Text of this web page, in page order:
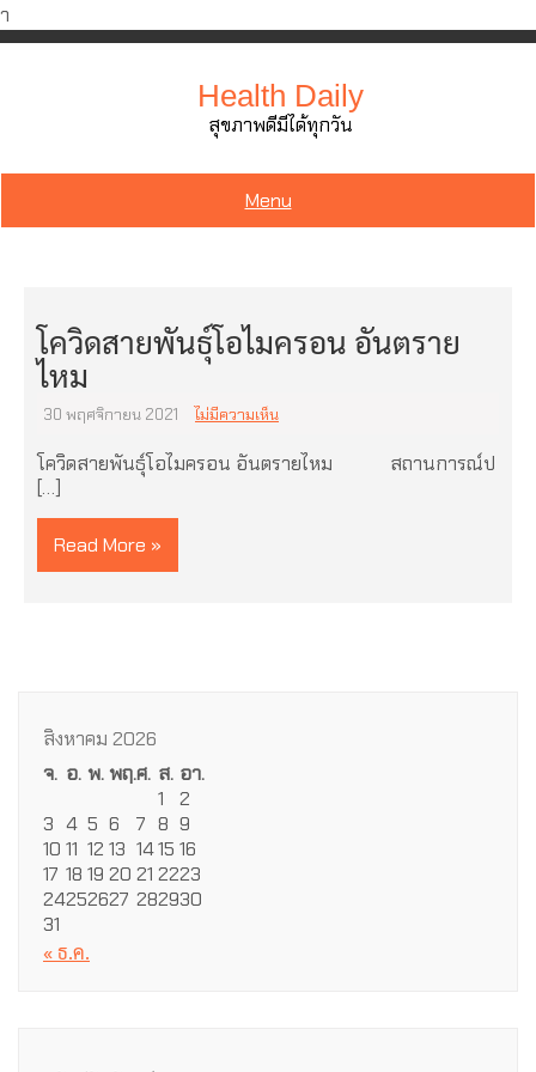
ำ
Skip
Health Daily
สุขภาพดีมีได้ทุกวัน
Menu
โควิดสายพันธุ์โอไมครอน อันตราย
ไหม
30 พฤศจิกายน 2021 ไม่มีความเห็น
โควิดสายพันธุ์โอไมครอน อันตรายไหม สถานการณ์ป
[…]
Read More »
สิงหาคม 2026
จ. อ. พ.พฤ.ศ. ส. อา.
1
2
3 4 5 6 7 8 9
10 11 12 13 1415 16
17 18 19 20 21 2223
24252627 282930
31
« ธ.ค.